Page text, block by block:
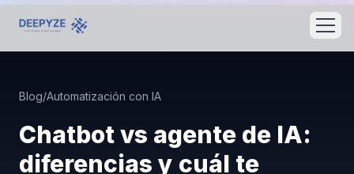
Blog/Automatización con IA
Chatbot vs agente de IA:
diferencias y cuál te